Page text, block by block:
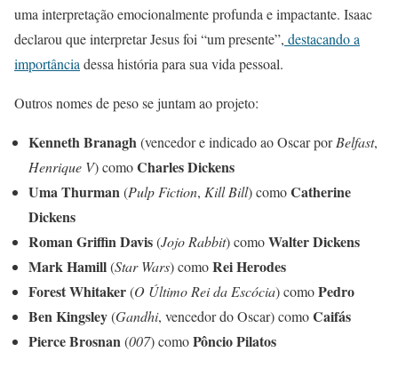
uma interpretação emocionalmente profunda e impactante. Isaac
declarou que interpretar Jesus foi “um presente”, destacando a
importância dessa história para sua vida pessoal.
Outros nomes de peso se juntam ao projeto:
Kenneth Branagh(vencedor e indicado ao Oscar porBelfast,
Henrique V) comoCharles Dickens
Uma Thurman(Pulp Fiction, Kill Bill) comoCatherine
Dickens
Roman Griffin Davis(Jojo Rabbit) comoWalter Dickens
Mark Hamill(Star Wars) comoRei Herodes
Forest Whitaker(O Último Rei da Escócia) comoPedro
Ben Kingsley(Gandhi, vencedor do Oscar) comoCaifás
Pierce Brosnan(007) comoPôncio Pilatos